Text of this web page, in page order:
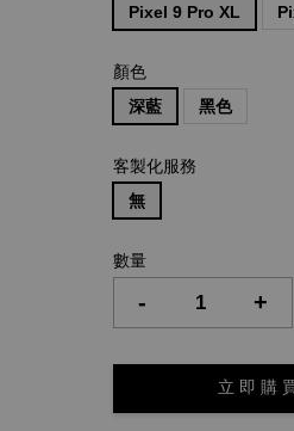
Pixel 9 Pro XL
顏色
深藍
黑色
客製化服務
無
數量
- +
立 即 購